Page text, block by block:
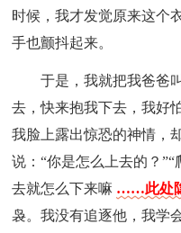
时候，我才发觉原来这个
手也颤抖起来。
于是，我就把我爸爸
去，快来抱我下去，我好
我脸上露出惊恐的神情，
说：“你是怎么上去的？
去就怎么下来嘛 ……此处
袅。我没有追逐他，我学